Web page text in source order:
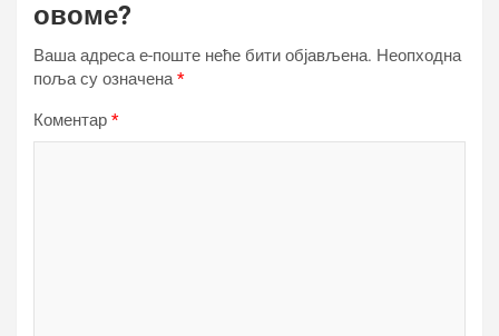
овоме?
Ваша адреса е-поште неће бити објављена. Неопходна
поља су означена*
Коментар *